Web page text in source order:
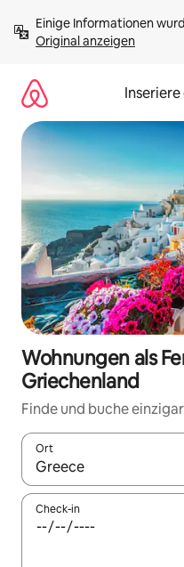
Inhalten
springenOriginal anzeigen
Wohnungen als
Griechenland
Finde und buche
Ort
Wenn Ergebnisse
Check-in